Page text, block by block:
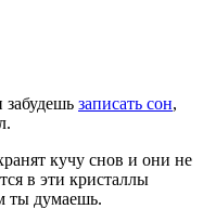
забудешь записать сон,
кучу снов и они не
в эти кристаллы
ты думаешь.